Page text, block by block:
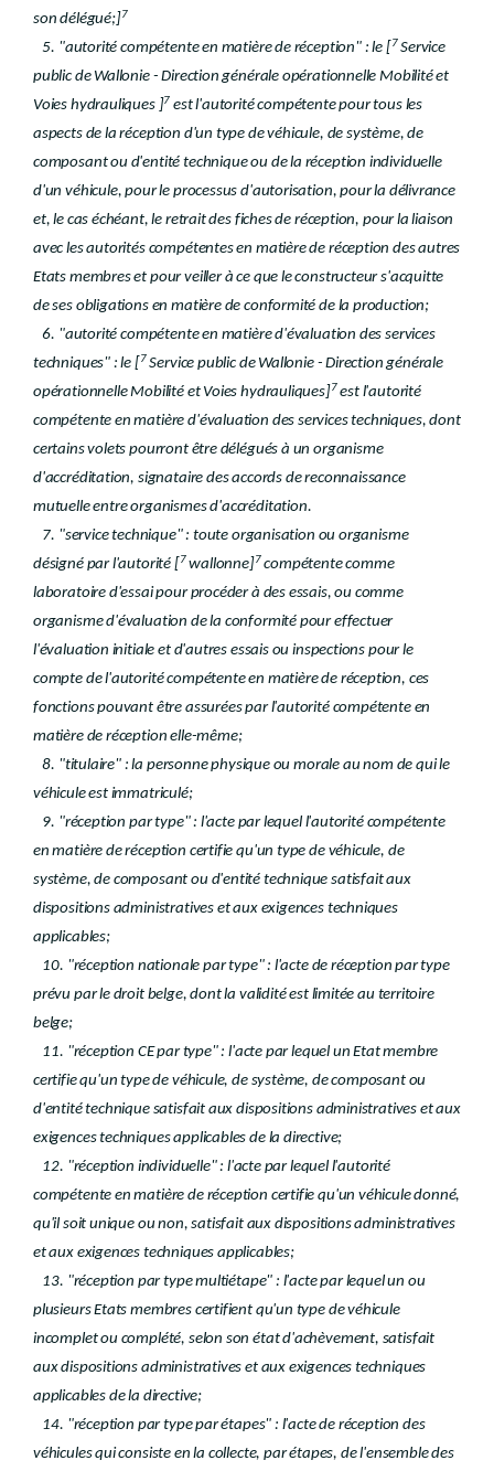
son délégué;]7
5. "autorité compétente en matière de réception" : le [7 Service
public de Wallonie - Direction générale opérationnelle Mobilité et
Voies hydrauliques ]7 est l'autorité compétente pour tous les
aspects de la réception d'un type de véhicule, de système, de
composant ou d'entité technique ou de la réception individuelle
d'un véhicule, pour le processus d'autorisation, pour la délivrance
et, le cas échéant, le retrait des fiches de réception, pour la liaison
avec les autorités compétentes en matière de réception des autres
Etats membres et pour veiller à ce que le constructeur s'acquitte
de ses obligations en matière de conformité de la production;
6. "autorité compétente en matière d'évaluation des services
techniques" : le [7 Service public de Wallonie - Direction générale
opérationnelle Mobilité et Voies hydrauliques]7 est l'autorité
compétente en matière d'évaluation des services techniques, dont
certains volets pourront être délégués à un organisme
d'accréditation, signataire des accords de reconnaissance
mutuelle entre organismes d'accréditation.
7. "service technique" : toute organisation ou organisme
désigné par l'autorité [7 wallonne]7 compétente comme
laboratoire d'essai pour procéder à des essais, ou comme
organisme d'évaluation de la conformité pour effectuer
l'évaluation initiale et d'autres essais ou inspections pour le
compte de l'autorité compétente en matière de réception, ces
fonctions pouvant être assurées par l'autorité compétente en
matière de réception elle-même;
8. "titulaire" : la personne physique ou morale au nom de qui le
véhicule est immatriculé;
9. "réception par type" : l'acte par lequel l'autorité compétente
en matière de réception certifie qu'un type de véhicule, de
système, de composant ou d'entité technique satisfait aux
dispositions administratives et aux exigences techniques
applicables;
10. "réception nationale par type" : l'acte de réception par type
prévu par le droit belge, dont la validité est limitée au territoire
belge;
11. "réception CE par type" : l'acte par lequel un Etat membre
certifie qu'un type de véhicule, de système, de composant ou
d'entité technique satisfait aux dispositions administratives et aux
exigences techniques applicables de la directive;
12. "réception individuelle" : l'acte par lequel l'autorité
compétente en matière de réception certifie qu'un véhicule donné,
qu'il soit unique ou non, satisfait aux dispositions administratives
et aux exigences techniques applicables;
13. "réception par type multiétape" : l'acte par lequel un ou
plusieurs Etats membres certifient qu'un type de véhicule
incomplet ou complété, selon son état d'achèvement, satisfait
aux dispositions administratives et aux exigences techniques
applicables de la directive;
14. "réception par type par étapes" : l'acte de réception des
véhicules qui consiste en la collecte, par étapes, de l'ensemble des